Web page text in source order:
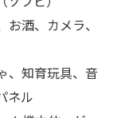
酒、カメラ、
、知育玩具、音
ネル